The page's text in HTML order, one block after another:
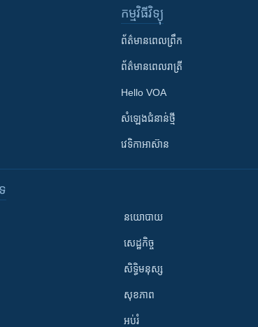
កម្មវិធី​វិទ្យុ
ព័ត៌មាន​ពេល​ព្រឹក
ព័ត៌មាន​​ពេល​រាត្រី
Hello VOA
សំឡេង​ជំនាន់​ថ្មី
វេទិកា​អាស៊ាន
នយោបាយ
សេដ្ឋកិច្ច
សិទ្ធិមនុស្ស
សុខភាព
អប់រំ